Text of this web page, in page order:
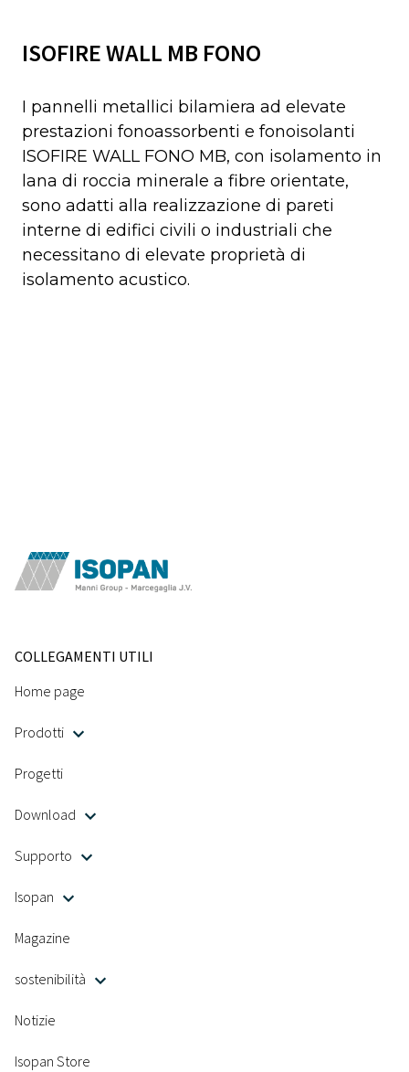
ISOFIRE WALL MB FONO
I pannelli metallici bilamiera ad elevate
prestazioni fonoassorbenti e fonoisolanti
ISOFIRE WALL FONO MB, con isolamento in
lana di roccia minerale a fibre orientate,
sono adatti alla realizzazione di pareti
interne di edifici civili o industriali che
necessitano di elevate proprietà di
isolamento acustico.
COLLEGAMENTI UTILI
Home page
Prodotti
Progetti
Download
Supporto
Isopan
Magazine
sostenibilità
Notizie
Isopan Store